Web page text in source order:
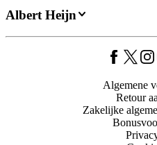
Albert Heijn
Algemene
Retour
Zakelijke